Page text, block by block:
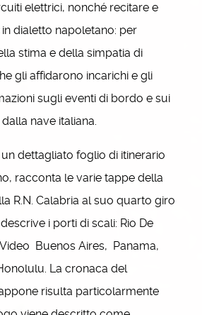
elettrici, nonché recitare e
dialetto napoletano: per
stima e della simpatia di
gli affidarono incarichi e gli
sugli eventi di bordo e sui
nave italiana.
dettagliato foglio di itinerario
racconta le varie tappe della
R.N. Calabria al suo quarto giro
i porti di scali: Rio De
Buenos Aires, Panama,
La cronaca del
risulta particolarmente